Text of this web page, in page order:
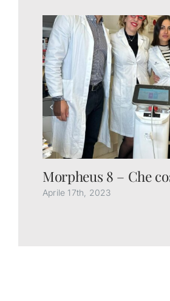
Morpheus 8 – Che
Aprile 17th, 2023